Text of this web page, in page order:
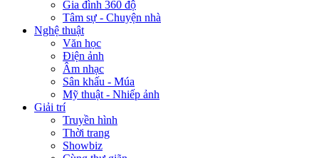
Gia đình 360 độ
Tâm sự - Chuyện nhà
Nghệ thuật
Văn học
Điện ảnh
Âm nhạc
Sân khấu - Múa
Mỹ thuật - Nhiếp ảnh
Giải trí
Truyền hình
Thời trang
Showbiz